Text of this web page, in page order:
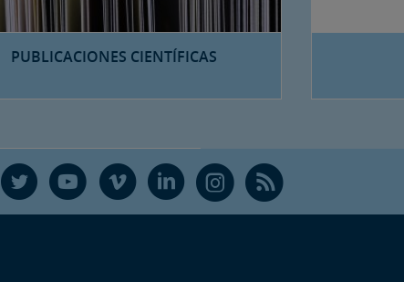
PUBLICACIONES CIENTÍFICAS
T Y V L Ñ R